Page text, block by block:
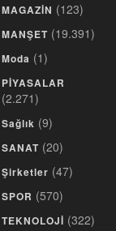
MAGAZİN (123)
MANŞET (19.391)
Moda (1)
PİYASALAR
(2.271)
Sağlık (9)
SANAT (20)
Şirketler (47)
SPOR (570)
TEKNOLOJİ (322)